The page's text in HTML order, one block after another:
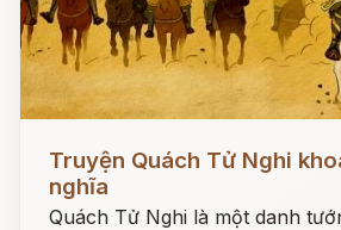
Truyện Quách Tử Nghi
nghĩa
Quách Tử Nghi là một danh